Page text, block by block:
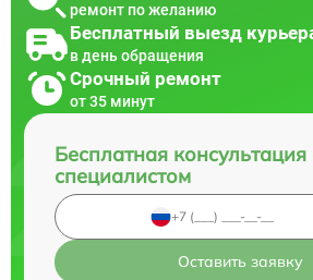
ремонт по желанию
Бесплатный выезд
в день обращения
Срочный ремонт
от 35 минут
Бесплатная консультация
специалистом
Оставить заявку